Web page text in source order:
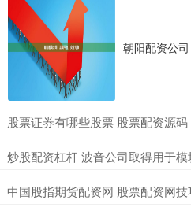
朝阳配资公
股票证券有哪些股票 股票配资源
炒股配资杠杆 波音公司取得用于
中国股指期货配资网 股票配资网